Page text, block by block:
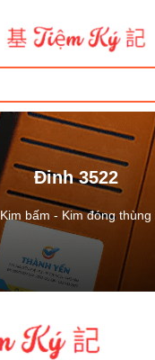
Đinh 3522
Kim bấm - Kim đóng thùng